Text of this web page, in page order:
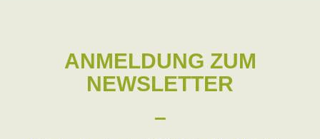
ANMELDUNG ZUM
NEWSLETTER
–